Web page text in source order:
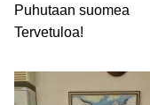
Puhutaan suomea
Tervetuloa!